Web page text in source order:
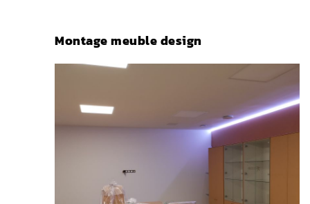
Montage meuble design